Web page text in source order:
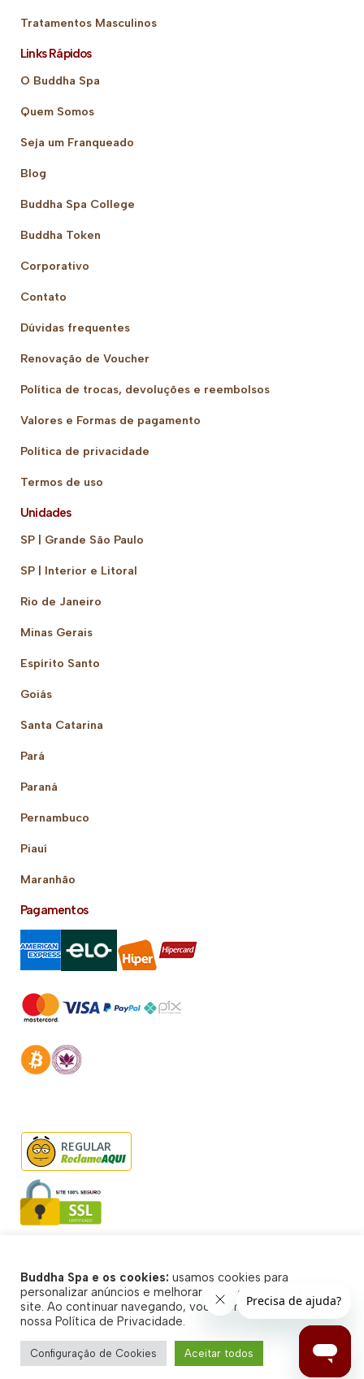
Tratamentos Masculinos
Links Rápidos
O Buddha Spa
Quem Somos
Seja um Franqueado
Blog
Buddha Spa College
Buddha Token
Corporativo
Contato
Dúvidas frequentes
Renovação de Voucher
Política de trocas, devoluções e reembolsos
Valores e Formas de pagamento
Política de privacidade
Termos de uso
Unidades
SP | Grande São Paulo
SP | Interior e Litoral
Rio de Janeiro
Minas Gerais
Espírito Santo
Goiás
Santa Catarina
Pará
Paraná
Pernambuco
Piauí
Maranhão
Pagamentos
REGULAR
© Buddha Spa 2026 - Todos direitos reservados
Buddha Spa e os cookies: usamos cookies para
personalizar anúncios e melhorar a sua experiência no
site. Ao continuar navegando, você concorda com a
nossa Política de Privacidade.
Configuração de Cookies Aceitar todos